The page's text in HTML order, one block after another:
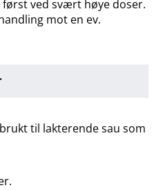
ved svært høye doser.
mot en ev.
til lakterende sau som